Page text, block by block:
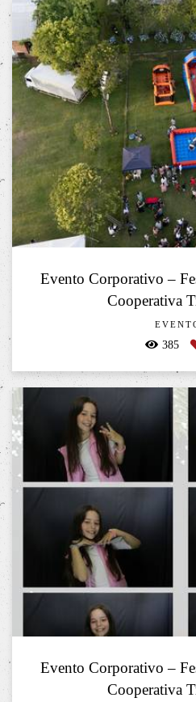
Evento Corporativo –
Cooperativa
385
Evento Corporativo –
Cooperativa